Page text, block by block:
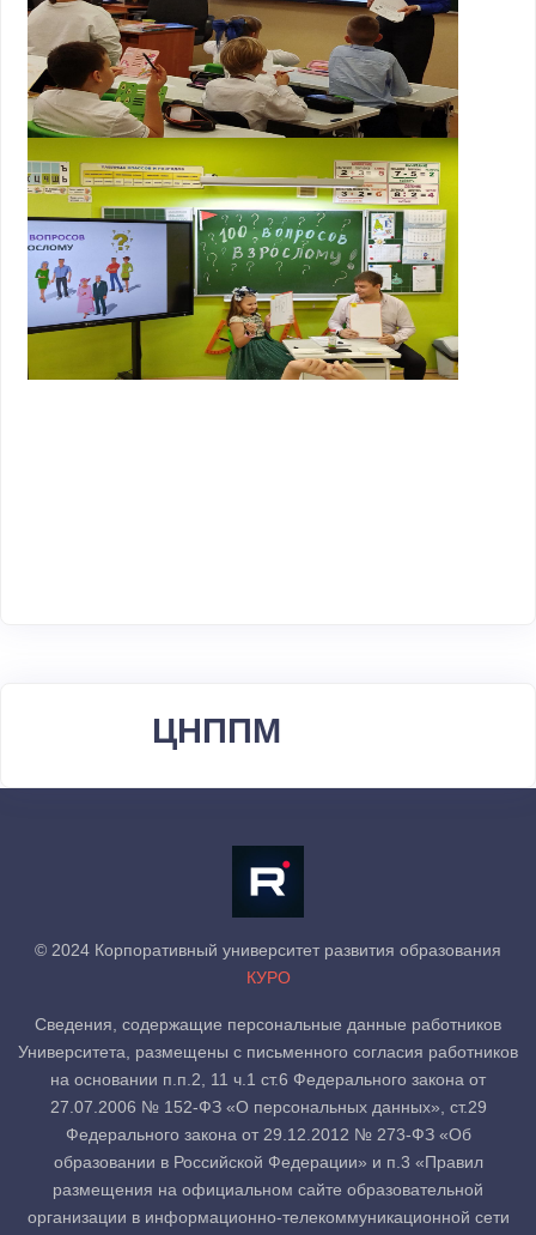
ЦНППМ
© 2024 Корпоративный университет развития образования
КУРО
Сведения, содержащие персональные данные работников
Университета, размещены с письменного согласия работников
на основании п.п.2, 11 ч.1 ст.6 Федерального закона от
27.07.2006 № 152-ФЗ «О персональных данных», ст.29
Федерального закона от 29.12.2012 № 273-ФЗ «Об
образовании в Российской Федерации» и п.3 «Правил
размещения на официальном сайте образовательной
организации в информационно-телекоммуникационной сети